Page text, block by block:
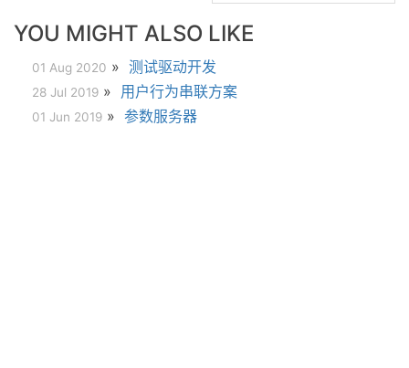
YOU MIGHT ALSO LIKE
01 Aug 2020 » 测试驱动开发
28 Jul 2019 » 用户行为串联方案
01 Jun 2019 » 参数服务器